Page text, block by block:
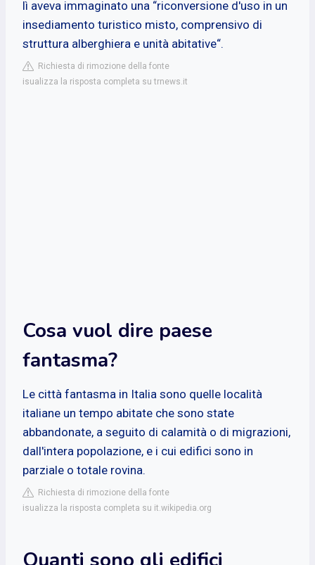
lì aveva immaginato una “riconversione d'uso in un
insediamento turistico misto, comprensivo di
struttura alberghiera e unità abitative“.
Richiesta di rimozione della fonte
isualizza la risposta completa su trnews.it
Cosa vuol dire paese
fantasma?
Le città fantasma in Italia sono quelle località
italiane un tempo abitate che sono state
abbandonate, a seguito di calamità o di migrazioni,
dall'intera popolazione, e i cui edifici sono in
parziale o totale rovina.
Richiesta di rimozione della fonte
isualizza la risposta completa su it.wikipedia.org